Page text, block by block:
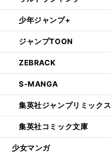
少年ジャンプ+
ジャンプTOON
ZEBRACK
S-MANGA
集英社ジャンプリミックス
集英社コミック文庫
少女マンガ